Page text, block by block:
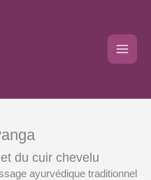
du cuir chevelu
ayurvédique traditionnel